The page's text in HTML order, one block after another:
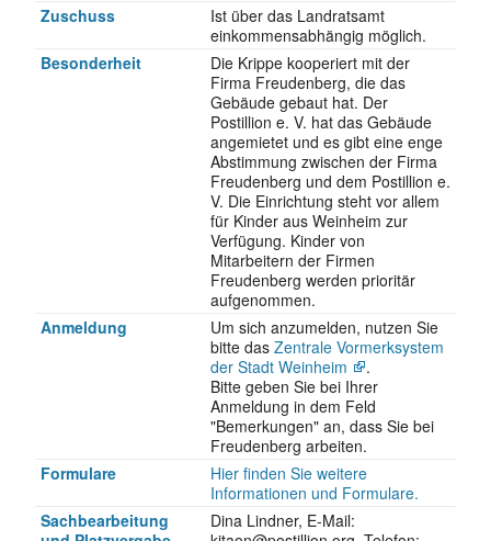
Zuschuss
Ist über das Landratsamt
einkommensabhängig möglich.
Besonderheit
Die Krippe kooperiert mit der
Firma Freudenberg, die das
Gebäude gebaut hat. Der
Postillion e. V. hat das Gebäude
angemietet und es gibt eine enge
Abstimmung zwischen der Firma
Freudenberg und dem Postillion e.
V. Die Einrichtung steht vor allem
für Kinder aus Weinheim zur
Verfügung. Kinder von
Mitarbeitern der Firmen
Freudenberg werden prioritär
aufgenommen.
Anmeldung
Um sich anzumelden, nutzen Sie
bitte das Zentrale Vormerksystem
der Stadt Weinheim
.
Bitte geben Sie bei Ihrer
Anmeldung in dem Feld
"Bemerkungen" an, dass Sie bei
Freudenberg arbeiten.
Formulare
Hier finden Sie weitere
Informationen und Formulare.
Sachbearbeitung
Dina Lindner, E-Mail: